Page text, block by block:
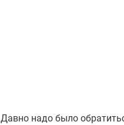
Давно надо было